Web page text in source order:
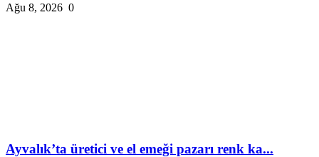
Ağu 8, 2026 0
Ayvalık’ta üretici ve el emeği pazarı renk ka...